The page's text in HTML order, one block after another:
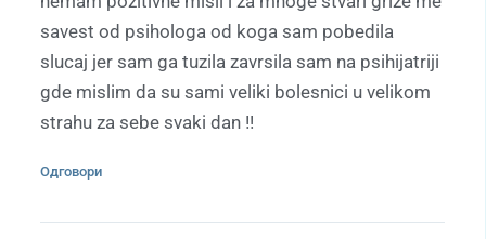
savest od psihologa od koga sam pobedila
slucaj jer sam ga tuzila zavrsila sam na psihijatriji
gde mislim da su sami veliki bolesnici u velikom
strahu za sebe svaki dan !!
Одговори